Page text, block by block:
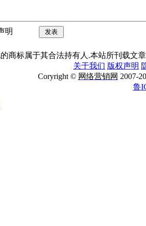
明
发表
商标属于其合法持有人.本站所刊载文
关于我们 版权声明
Coryright © 网络营销网 2007-
鲁